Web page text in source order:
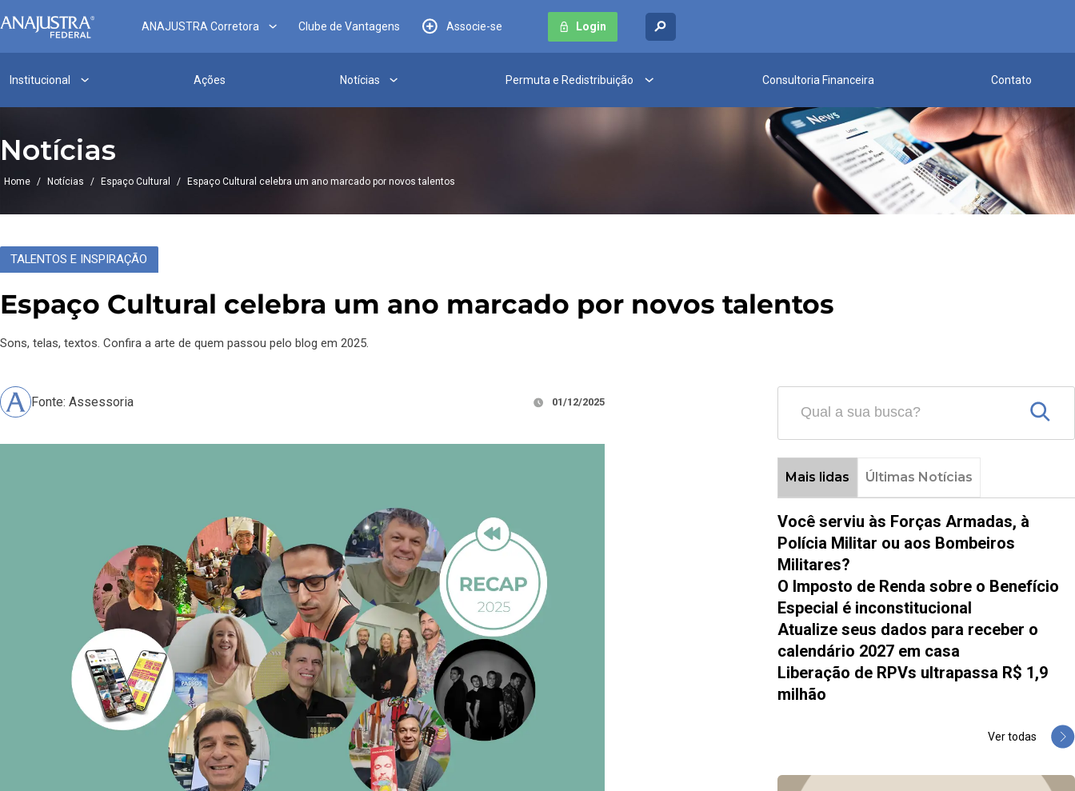
ANAJUSTRA Corretora Clube de Vantagens Associe-se Login
Institucional Ações Notícias Permuta e Redistribuição Consultoria Financeira Contato
Notícias
Home / Notícias / Espaço Cultural / Espaço Cultural celebra um ano marcado por novos talentos
TALENTOS E INSPIRAÇÃO
Espaço Cultural celebra um ano marcado por novos talentos
Sons, telas, textos. Confira a arte de quem passou pelo blog em 2025.
Fonte: Assessoria 01/12/2025
Mais lidas Últimas Notícias
Você serviu às Forças Armadas, à
Polícia Militar ou aos Bombeiros
Militares?
O Imposto de Renda sobre o Benefício
Especial é inconstitucional
Atualize seus dados para receber o
calendário 2027 em casa
Liberação de RPVs ultrapassa R$ 1,9
milhão
Ver todas